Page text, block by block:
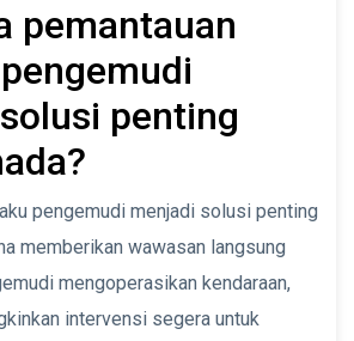
pemantauan
penting
pengemudi menjadi solusi penting
memberikan wawasan langsung
mengoperasikan kendaraan,
intervensi segera untuk